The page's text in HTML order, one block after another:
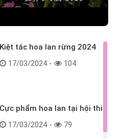
Kiệt tác hoa lan rừng 2024
17/03/2024 -
104
Cực phẩm hoa lan tại hội thi
17/03/2024 -
79